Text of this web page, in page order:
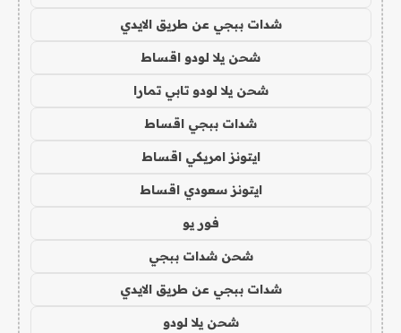
شدات ببجي عن طريق الايدي
شحن يلا لودو اقساط
شحن يلا لودو تابي تمارا
شدات ببجي اقساط
ايتونز امريكي اقساط
ايتونز سعودي اقساط
فور يو
شحن شدات ببجي
شدات ببجي عن طريق الايدي
شحن يلا لودو